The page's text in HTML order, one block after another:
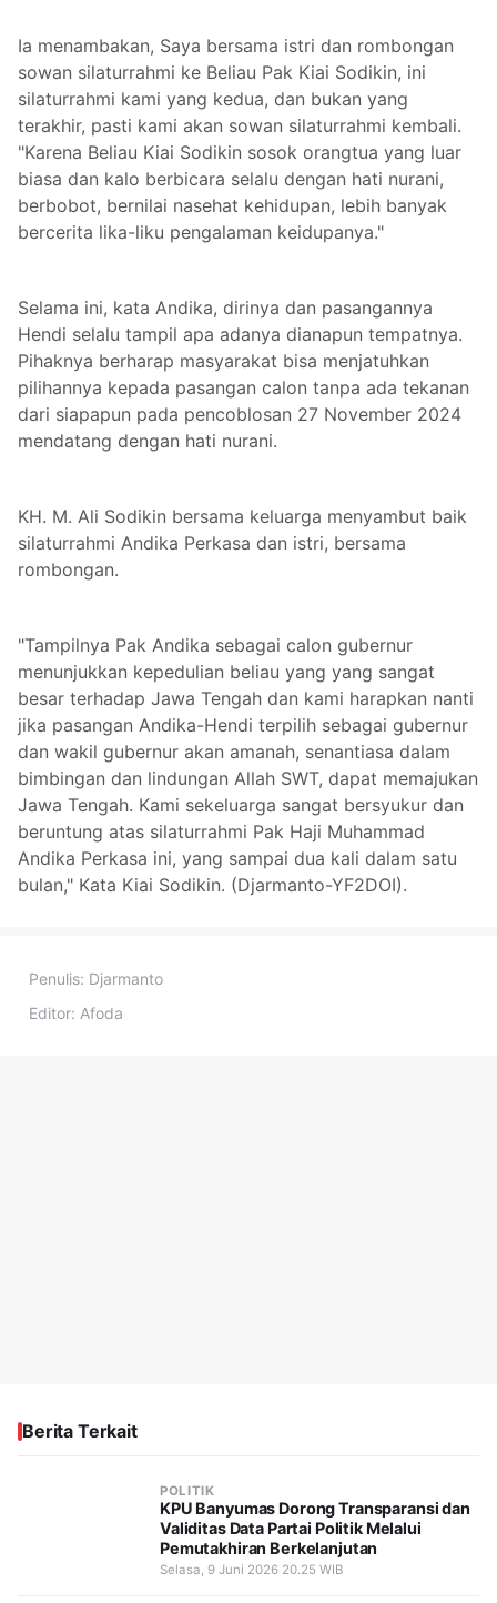
Ia menambakan, Saya bersama istri dan rombongan
sowan silaturrahmi ke Beliau Pak Kiai Sodikin, ini
silaturrahmi kami yang kedua, dan bukan yang
terakhir, pasti kami akan sowan silaturrahmi kembali.
"Karena Beliau Kiai Sodikin sosok orangtua yang luar
biasa dan kalo berbicara selalu dengan hati nurani,
berbobot, bernilai nasehat kehidupan, lebih banyak
bercerita lika-liku pengalaman keidupanya."
Selama ini, kata Andika, dirinya dan pasangannya
Hendi selalu tampil apa adanya dianapun tempatnya.
Pihaknya berharap masyarakat bisa menjatuhkan
pilihannya kepada pasangan calon tanpa ada tekanan
dari siapapun pada pencoblosan 27 November 2024
mendatang dengan hati nurani.
KH. M. Ali Sodikin bersama keluarga menyambut baik
silaturrahmi Andika Perkasa dan istri, bersama
rombongan.
"Tampilnya Pak Andika sebagai calon gubernur
menunjukkan kepedulian beliau yang yang sangat
besar terhadap Jawa Tengah dan kami harapkan nanti
jika pasangan Andika-Hendi terpilih sebagai gubernur
dan wakil gubernur akan amanah, senantiasa dalam
bimbingan dan lindungan Allah SWT, dapat memajukan
Jawa Tengah. Kami sekeluarga sangat bersyukur dan
beruntung atas silaturrahmi Pak Haji Muhammad
Andika Perkasa ini, yang sampai dua kali dalam satu
bulan," Kata Kiai Sodikin. (Djarmanto-YF2DOI).
Penulis: Djarmanto
Editor: Afoda
Berita Terkait
POLITIK
KPU Banyumas Dorong Transparansi dan
Validitas Data Partai Politik Melalui
Pemutakhiran Berkelanjutan
Selasa, 9 Juni 2026 20.25 WIB